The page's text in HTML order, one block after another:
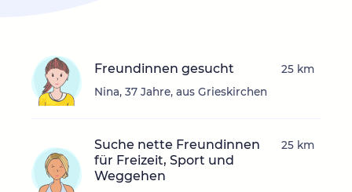
Freundinnen gesucht
Nina, 37 Jahre, aus Grieskirchen
25 km
Suche nette Freundinnen
für Freizeit, Sport und
Weggehen
25 km